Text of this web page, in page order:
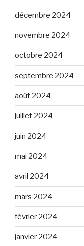
décembre 2024
novembre 2024
octobre 2024
septembre 2024
août 2024
juillet 2024
juin 2024
mai 2024
avril 2024
mars 2024
février 2024
janvier 2024